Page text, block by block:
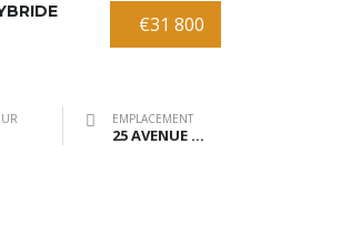
€31 800
EMPLACEMENT
25 AVENUE DE BRANNE 33370 TRESSES